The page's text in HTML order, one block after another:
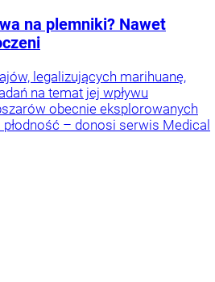
na plemniki? Nawet
legalizujących marihuanę,
na temat jej wpływu
obecnie eksplorowanych
płodność – donosi serwis Medical